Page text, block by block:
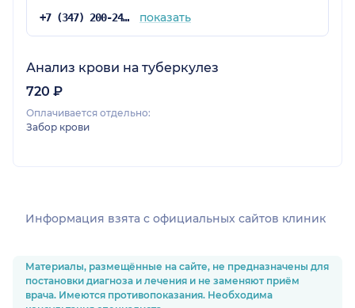
+7 (347) 200-24-71 показать
Анализ крови на туберкулез
720 ₽
Оплачивается отдельно:
Забор крови
Информация взята c официальных сайтов клиник
Материалы, размещённые на сайте, не предназначены для
постановки диагноза и лечения и не заменяют приём
врача. Имеются противопоказания. Необходима